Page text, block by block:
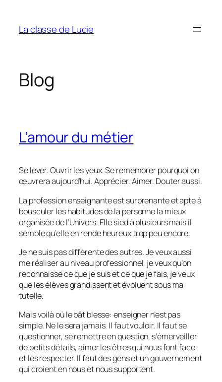
contenu
La classe de Lucie
Blog
L’amour du métier
Se lever. Ouvrir les yeux. Se remémorer pourquoi on
œuvrera aujourd’hui. Apprécier. Aimer. Douter aussi.
La profession enseignante est surprenante et apte à
bousculer les habitudes de la personne la mieux
organisée de l’Univers. Elle sied à plusieurs mais il
semble qu’elle en rende heureux trop peu encore.
Je ne suis pas différente des autres. Je veux aussi
me réaliser au niveau professionnel, je veux qu’on
reconnaisse ce que je suis et ce que je fais, je veux
que les élèves grandissent et évoluent sous ma
tutelle.
Mais voilà où le bât blesse: enseigner n’est pas
simple. Ne le sera jamais. Il faut vouloir. Il faut se
questionner, se remettre en question, s’émerveiller
de petits détails, aimer les êtres qui nous font face
et les respecter. Il faut des gens et un gouvernement
qui croient en nous et nous supportent.